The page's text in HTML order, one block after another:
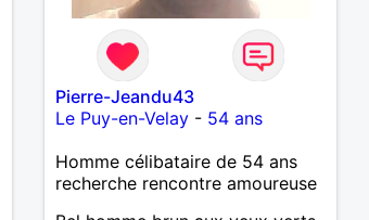
Pierre-Jeandu43
Le Puy-en-Velay - 54 ans
Homme célibataire de 54 ans
recherche rencontre amoureuse